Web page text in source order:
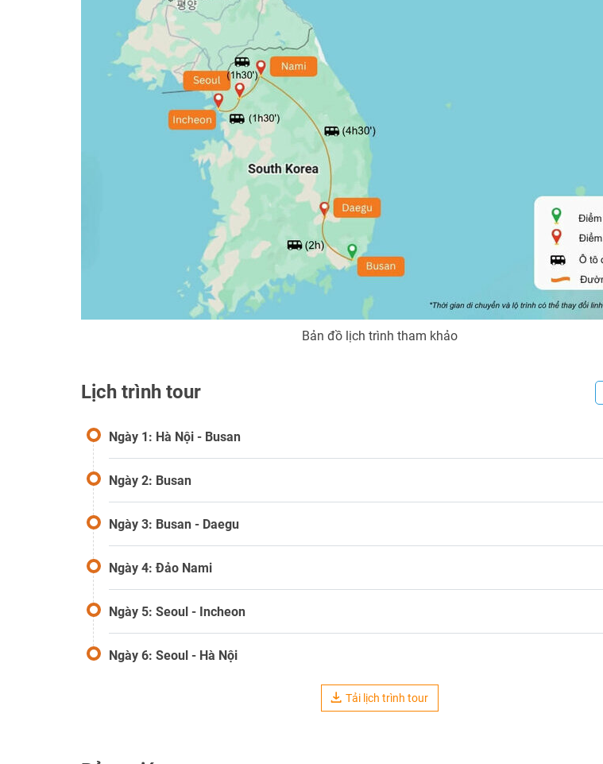
Bản đồ lịch trình tham khảo
Lịch trình tour
Ngày 1: Hà Nội - Busan
Ngày 2: Busan
Ngày 3: Busan - Daegu
Ngày 4: Đảo Nami
Ngày 5: Seoul - Incheon
Ngày 6: Seoul - Hà Nội
Tải lịch trình tour